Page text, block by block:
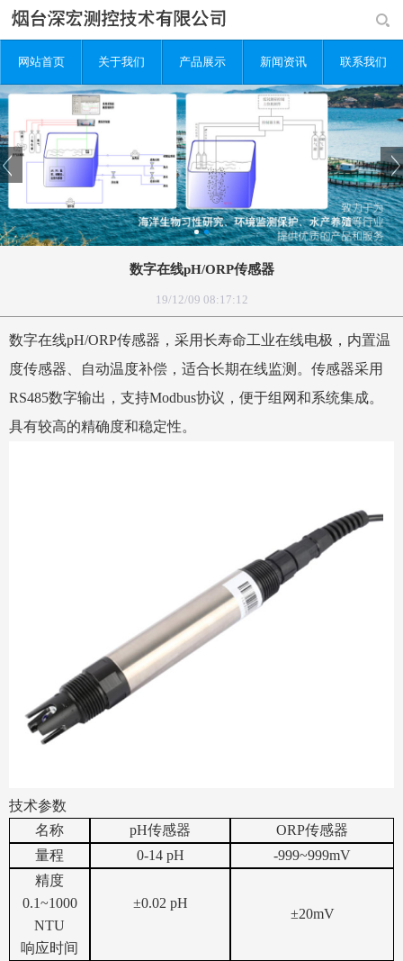
网站首页 关于我们 产品展示 新闻资讯 联系我们
数字在线pH/ORP传感器
19/12/09 08:17:12
数字在线pH/ORP传感器，采用长寿命工业在线电极，内置温
度传感器、自动温度补偿，适合长期在线监测。传感器采用
RS485数字输出，支持Modbus协议，便于组网和系统集成。
具有较高的精确度和稳定性。
技术参数
名称
pH传感器
ORP传感器
量程
0-14 pH
-999~999mV
精度
0.1~1000
NTU
响应时间
±0.02 pH
±20mV